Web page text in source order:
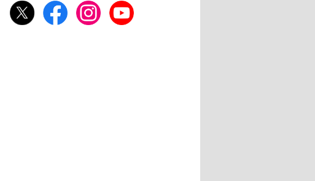
ドント・ウォーリー・ダー
リン